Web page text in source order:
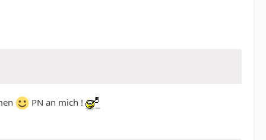
PN an mich !